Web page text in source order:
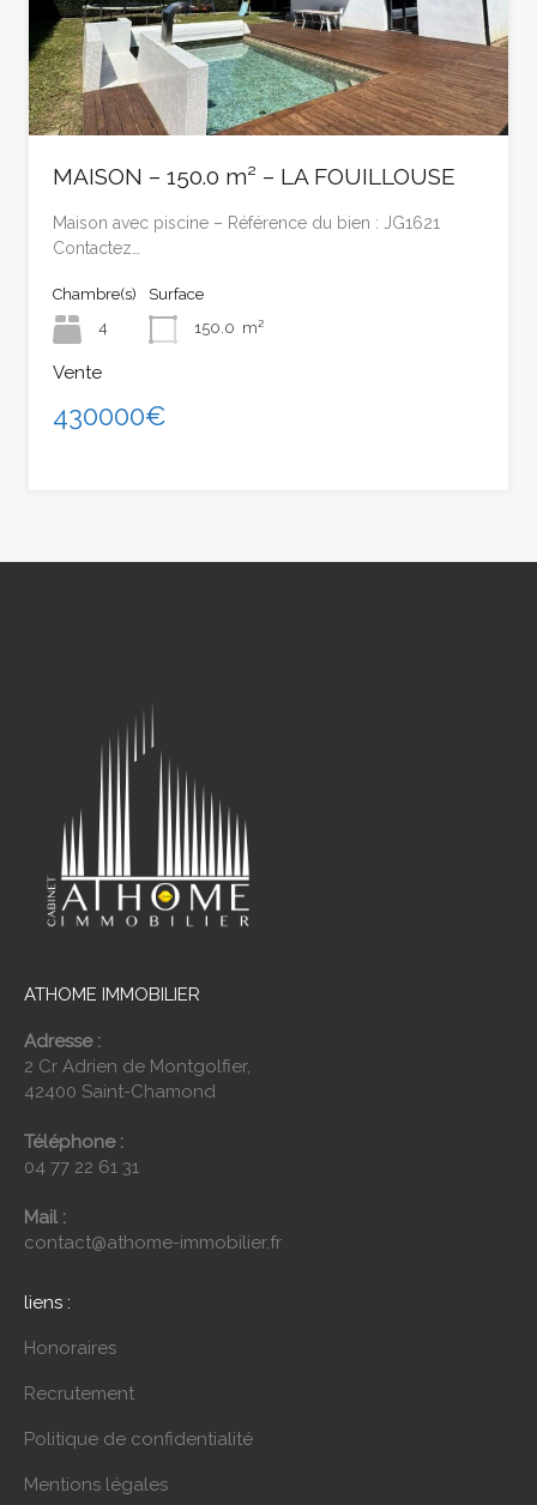
MAISON – 150.0 m² – LA FOUILLOUSE
Maison avec piscine – Référence du bien : JG1621
Contactez…
Chambre(s)
4
Surface
150.0 m²
Vente
430000€
ATHOME IMMOBILIER
Adresse :
2 Cr Adrien de Montgolfier,
42400 Saint-Chamond
Téléphone :
04 77 22 61 31
Mail :
contact@athome-immobilier.fr
liens :
Honoraires
Recrutement
Politique de confidentialité
Mentions légales